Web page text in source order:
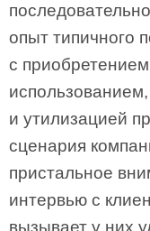
опыт типичного
с
и утилизацией
сценария
пристальное
интервью с
вызывает у них